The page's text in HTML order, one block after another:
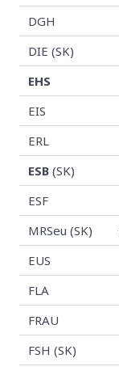
DGH
DIE (SK)
EHS
EIS
ERL
ESB(SK)
ESF
MRSeu (SK)
EUS
FLA
FRAU
FSH (SK)